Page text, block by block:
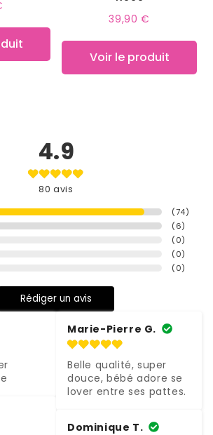
Prix
39,90 €
Voir le produit
4.9
80 avis
(74)
(6)
(0)
(0)
(0)
Rédiger un avis
Marie-Pierre G.
Belle qualité, super
douce, bébé adore se
lover entre ses pattes.
Dominique T.